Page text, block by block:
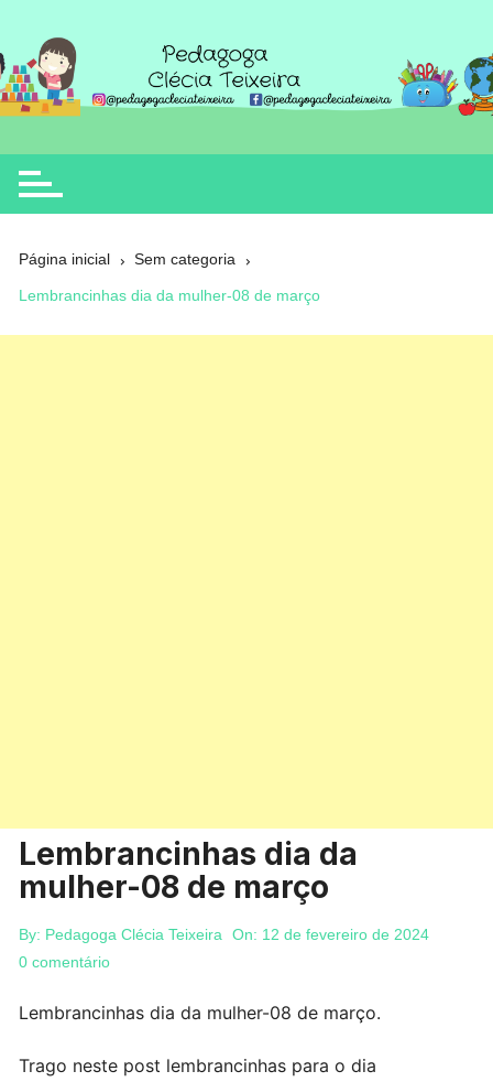
o
conteúdo
Clécia Teixeira
educação
Página inicial Sem categoria
Lembrancinhas dia da mulher-08 de março
Lembrancinhas dia da
mulher-08 de março
By: Pedagoga Clécia Teixeira On: 12 de fevereiro de 2024
0 comentário
Lembrancinhas dia da mulher-08 de março.
Trago neste post lembrancinhas para o dia